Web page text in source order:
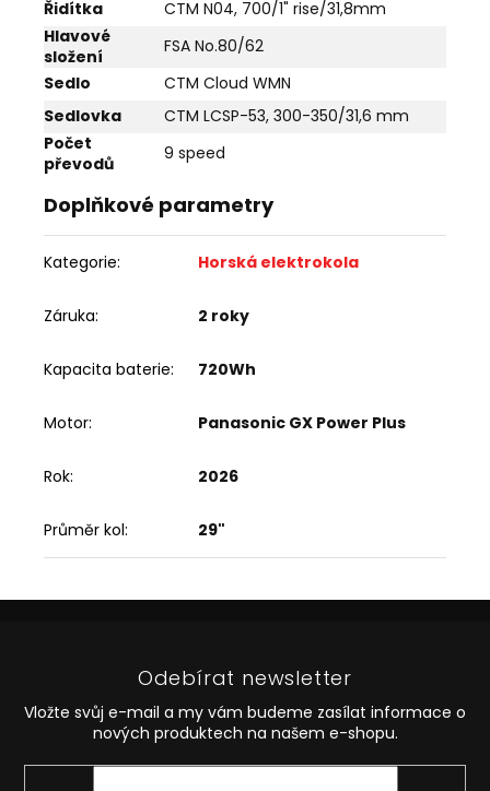
Řidítka
CTM N04, 700/1" rise/31,8mm
Hlavové
složení
FSA No.80/62
Sedlo
CTM Cloud WMN
Sedlovka
CTM LCSP-53, 300-350/31,6 mm
Počet
převodů
9 speed
Doplňkové parametry
Kategorie: Horská elektrokola
Záruka: 2 roky
Kapacita baterie: 720Wh
Motor: Panasonic GX Power Plus
Rok: 2026
Průměr kol: 29"
Odebírat newsletter
Vložte svůj e-mail a my vám budeme zasílat informace o
nových produktech na našem e-shopu.